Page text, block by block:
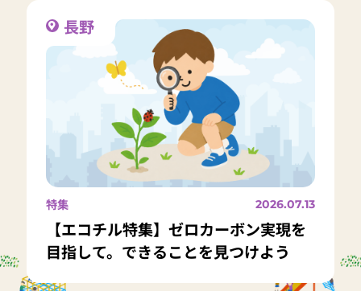
長野
特集 2026.07.13
【エコチル特集】ゼロカーボン実現を
目指して。できることを見つけよう